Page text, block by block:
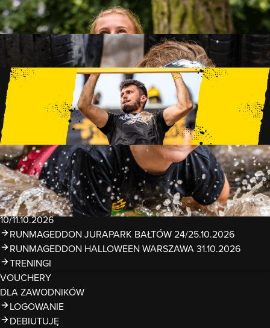
FAMILY
15 PRZESZKÓD
2 KM+
KIDS
15 PRZESZKÓD
1 KM+
TRENINGI
WYDARZENIA
RUNMAGEDDON LUBLIN ZALEW ZEMBORZYCKI
22/23.08.2026
RUNMAGEDDON ERGO ARENA GDAŃSK/SOPOT
12/13.09.2026
RUNMAGEDDON KIDS: DEMO WARSZAWA 24/26.09.2026
RUNMAGEDDON WROCŁAW KOPALNIA ROLANTOWICE
26/27.09.2026
RUNMAGEDDON WARSZAWA TWIERDZA MODLIN
10/11.10.2026
RUNMAGEDDON JURAPARK BAŁTÓW 24/25.10.2026
RUNMAGEDDON HALLOWEEN WARSZAWA 31.10.2026
TRENINGI
VOUCHERY
DLA ZAWODNIKÓW
LOGOWANIE
DEBIUTUJĘ